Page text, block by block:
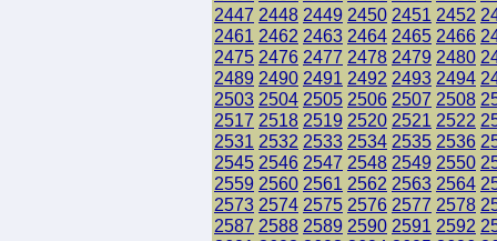
2447 2448 2449 2450 2451 2452
2461 2462 2463 2464 2465 2466
2475 2476 2477 2478 2479 2480
2489 2490 2491 2492 2493 2494
2503 2504 2505 2506 2507 2508
2517 2518 2519 2520 2521 2522
2531 2532 2533 2534 2535 2536
2545 2546 2547 2548 2549 2550
2559 2560 2561 2562 2563 2564
2573 2574 2575 2576 2577 2578
2587 2588 2589 2590 2591 2592